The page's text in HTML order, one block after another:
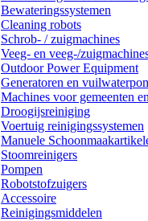
Bewateringssystemen
Cleaning robots
Schrob- / zuigmachines
Veeg- en veeg-/
Outdoor Power Equipment
Generatoren en
Machines voor gemeenten
Droogijsreiniging
Voertuig reinigingssystemen
Manuele
Stoomreinigers
Pompen
Robotstofzuigers
Accessoire
Reinigingsmiddelen